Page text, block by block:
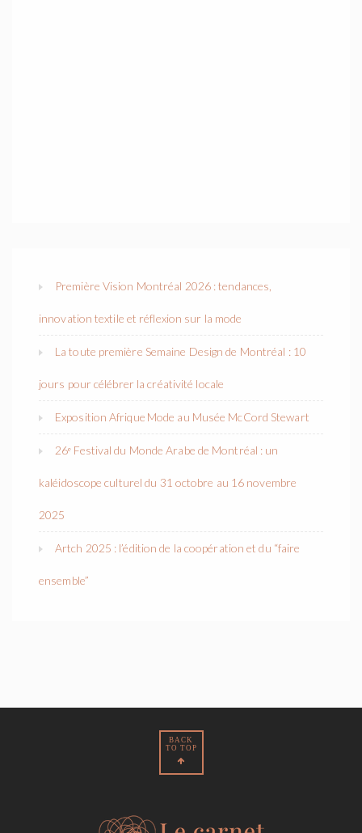
Première Vision Montréal 2026 : tendances,
innovation textile et réflexion sur la mode
La toute première Semaine Design de Montréal : 10
jours pour célébrer la créativité locale
Exposition Afrique Mode au Musée McCord Stewart
26ᵉ Festival du Monde Arabe de Montréal : un
kaléidoscope culturel du 31 octobre au 16 novembre
2025
Artch 2025 : l’édition de la coopération et du “faire
ensemble”
BACK
TO TOP